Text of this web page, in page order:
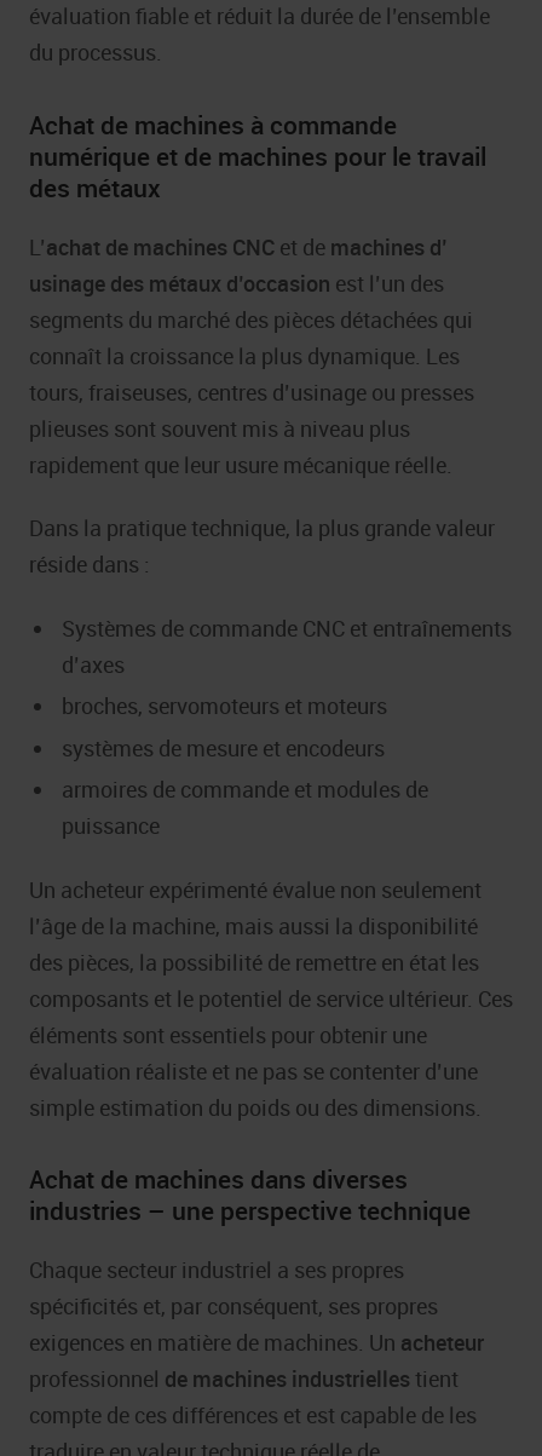
évaluation fiable et réduit la durée de l’ensemble
du processus.
Achat de machines à commande
numérique et de machines pour le travail
des métaux
L’achat de machines CNC et de machines d’
usinage des métaux d’occasion est l’un des
segments du marché des pièces détachées qui
connaît la croissance la plus dynamique. Les
tours, fraiseuses, centres d’usinage ou presses
plieuses sont souvent mis à niveau plus
rapidement que leur usure mécanique réelle.
Dans la pratique technique, la plus grande valeur
réside dans :
Systèmes de commande CNC et entraînements
d’axes
broches, servomoteurs et moteurs
systèmes de mesure et encodeurs
armoires de commande et modules de
puissance
Un acheteur expérimenté évalue non seulement
l’âge de la machine, mais aussi la disponibilité
des pièces, la possibilité de remettre en état les
composants et le potentiel de service ultérieur. Ces
éléments sont essentiels pour obtenir une
évaluation réaliste et ne pas se contenter d’une
simple estimation du poids ou des dimensions.
Achat de machines dans diverses
industries – une perspective technique
Chaque secteur industriel a ses propres
spécificités et, par conséquent, ses propres
exigences en matière de machines. Un acheteur
professionnel de machines industrielles tient
compte de ces différences et est capable de les